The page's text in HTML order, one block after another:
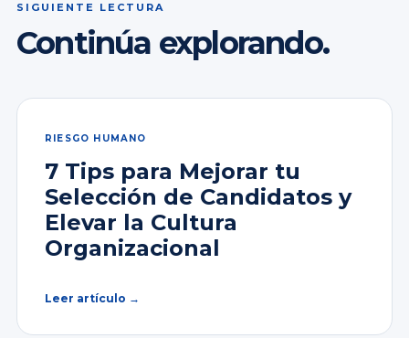
SIGUIENTE LECTURA
Continúa explorando.
RIESGO HUMANO
7 Tips para Mejorar tu
Selección de Candidatos y
Elevar la Cultura
Organizacional
Leer artículo →